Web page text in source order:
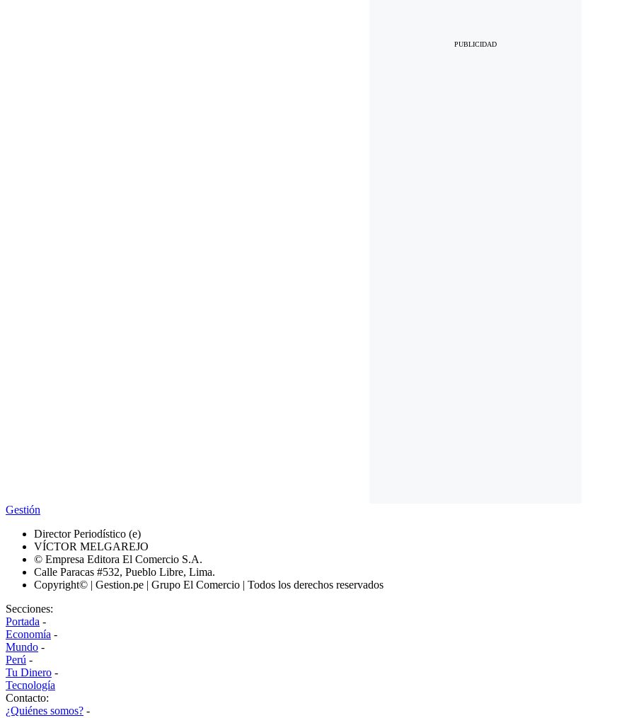
Gestión
Director Periodístico (e)
VÍCTOR MELGAREJO
© Empresa Editora El Comercio S.A.
Calle Paracas #532, Pueblo Libre, Lima.
Copyright© | Gestion.pe | Grupo El Comercio | Todos los derechos reservados
Secciones:
Portada -
Economía -
Mundo -
Perú -
Tu Dinero -
Tecnología
Contacto:
¿Quiénes somos? -